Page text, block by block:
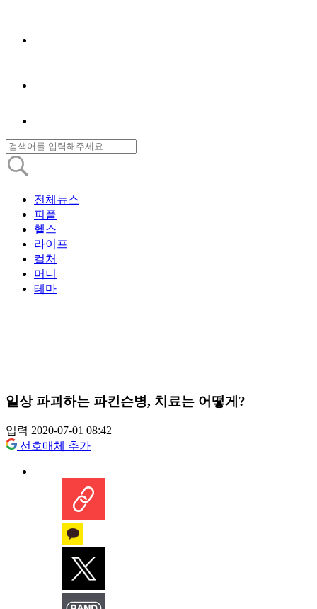
전체뉴스
피플
헬스
라이프
컬처
머니
테마
일상 파괴하는 파킨슨병, 치료는 어떻게?
입력 2020-07-01 08:42
선호매체 추가